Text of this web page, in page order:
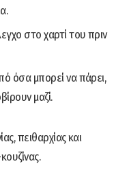
στο χαρτί του πριν
όσα μπoρεί να πάρει,
μαζί.
πειθαρχίας και